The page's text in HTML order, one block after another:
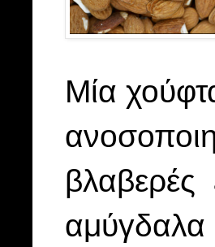
Μία
βλαβερές
αμύγδαλα